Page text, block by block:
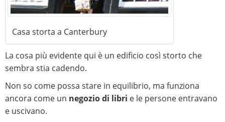
Casa storta a Canterbury
La cosa più evidente qui è un edificio così storto che
sembra stia cadendo.
Non so come possa stare in equilibrio, ma funziona
ancora come un negozio di libri e le persone entravano
e uscivano.